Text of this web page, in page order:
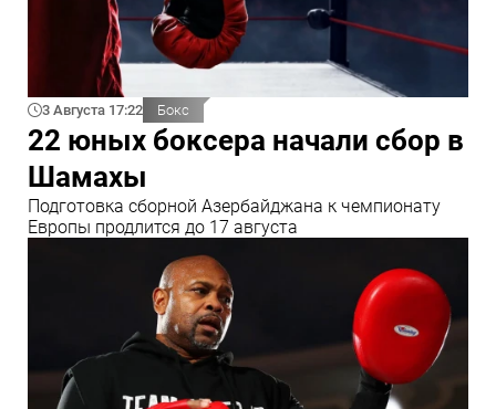
3 Августа 17:22 Бокс
22 юных боксера начали сбор в
Шамахы
Подготовка сборной Азербайджана к чемпионату
Европы продлится до 17 августа